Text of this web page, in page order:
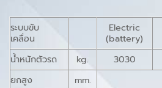
ระบบขับ
เคลื่อน
Electric
(battery)
น้ำหนักตัวรถ
kg. 3030
ยกสูง
mm.